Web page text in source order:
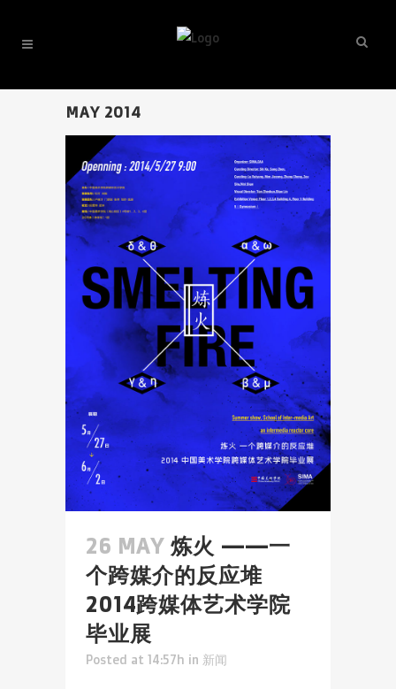
MAY 2014
26 MAY 炼火 ——一
个跨媒介的反应堆
2014跨媒体艺术学院
毕业展
Posted at 14:57h in 新闻